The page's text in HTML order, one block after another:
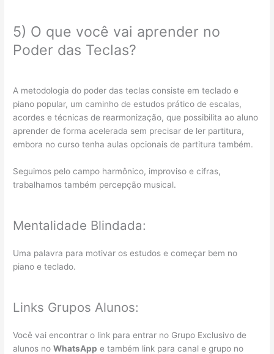
5) O que você vai aprender no
Poder das Teclas?
A metodologia do poder das teclas consiste em teclado e
piano popular, um caminho de estudos prático de escalas,
acordes e técnicas de rearmonização, que possibilita ao aluno
aprender de forma acelerada sem precisar de ler partitura,
embora no curso tenha aulas opcionais de partitura também.
Seguimos pelo campo harmônico, improviso e cifras,
trabalhamos também percepção musical.
Mentalidade Blindada:
Uma palavra para motivar os estudos e começar bem no
piano e teclado.
Links Grupos Alunos:
Você vai encontrar o link para entrar no Grupo Exclusivo de
alunos noWhatsApp e também link para canal e grupo no